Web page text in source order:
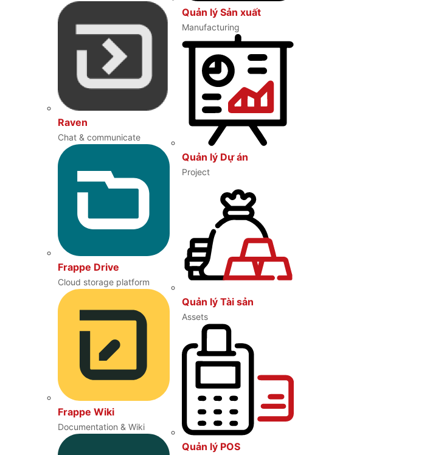
Raven
Chat & communicate
Frappe Drive
Cloud storage platform
Frappe Wiki
Documentation & Wiki
Quản lý Sản xuất
Manufacturing
Quản lý Dự án
Project
Quản lý Tài sản
Assets
Quản lý POS